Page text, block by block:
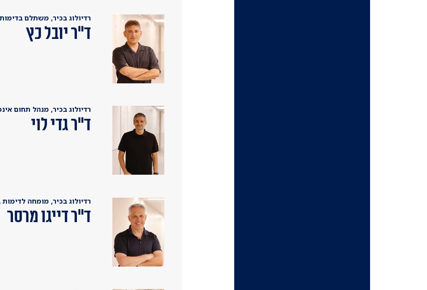
רדיולוג בכיר, משתלם
ד"ר יובל כץ
רדיולוג בכיר, מנהל תחום
ד''ר גדי לוי
רדיולוג בכיר, מומחה
ד''ר דייגו מרסר